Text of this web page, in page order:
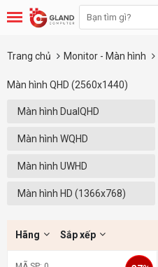
Trang chủ Monitor - Màn hình
Màn hình QHD (2560x1440)
Màn hình DualQHD
(5120x1440)
Màn hình WQHD
(3440x1440)
Màn hình UWHD
(2560X1080)
Màn hình HD (1366x768)
Hãng Sắp xếp